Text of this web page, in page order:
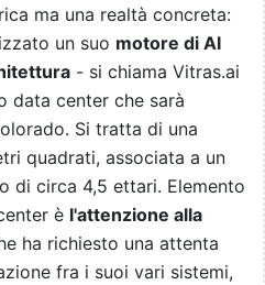
ma una realtà concreta:
un suo motore di AI
- si chiama Vitras.ai
data center che sarà
Si tratta di una
quadrati, associata a un
di circa 4,5 ettari. Elemento
è l'attenzione alla
ha richiesto una attenta
fra i suoi vari sistemi,